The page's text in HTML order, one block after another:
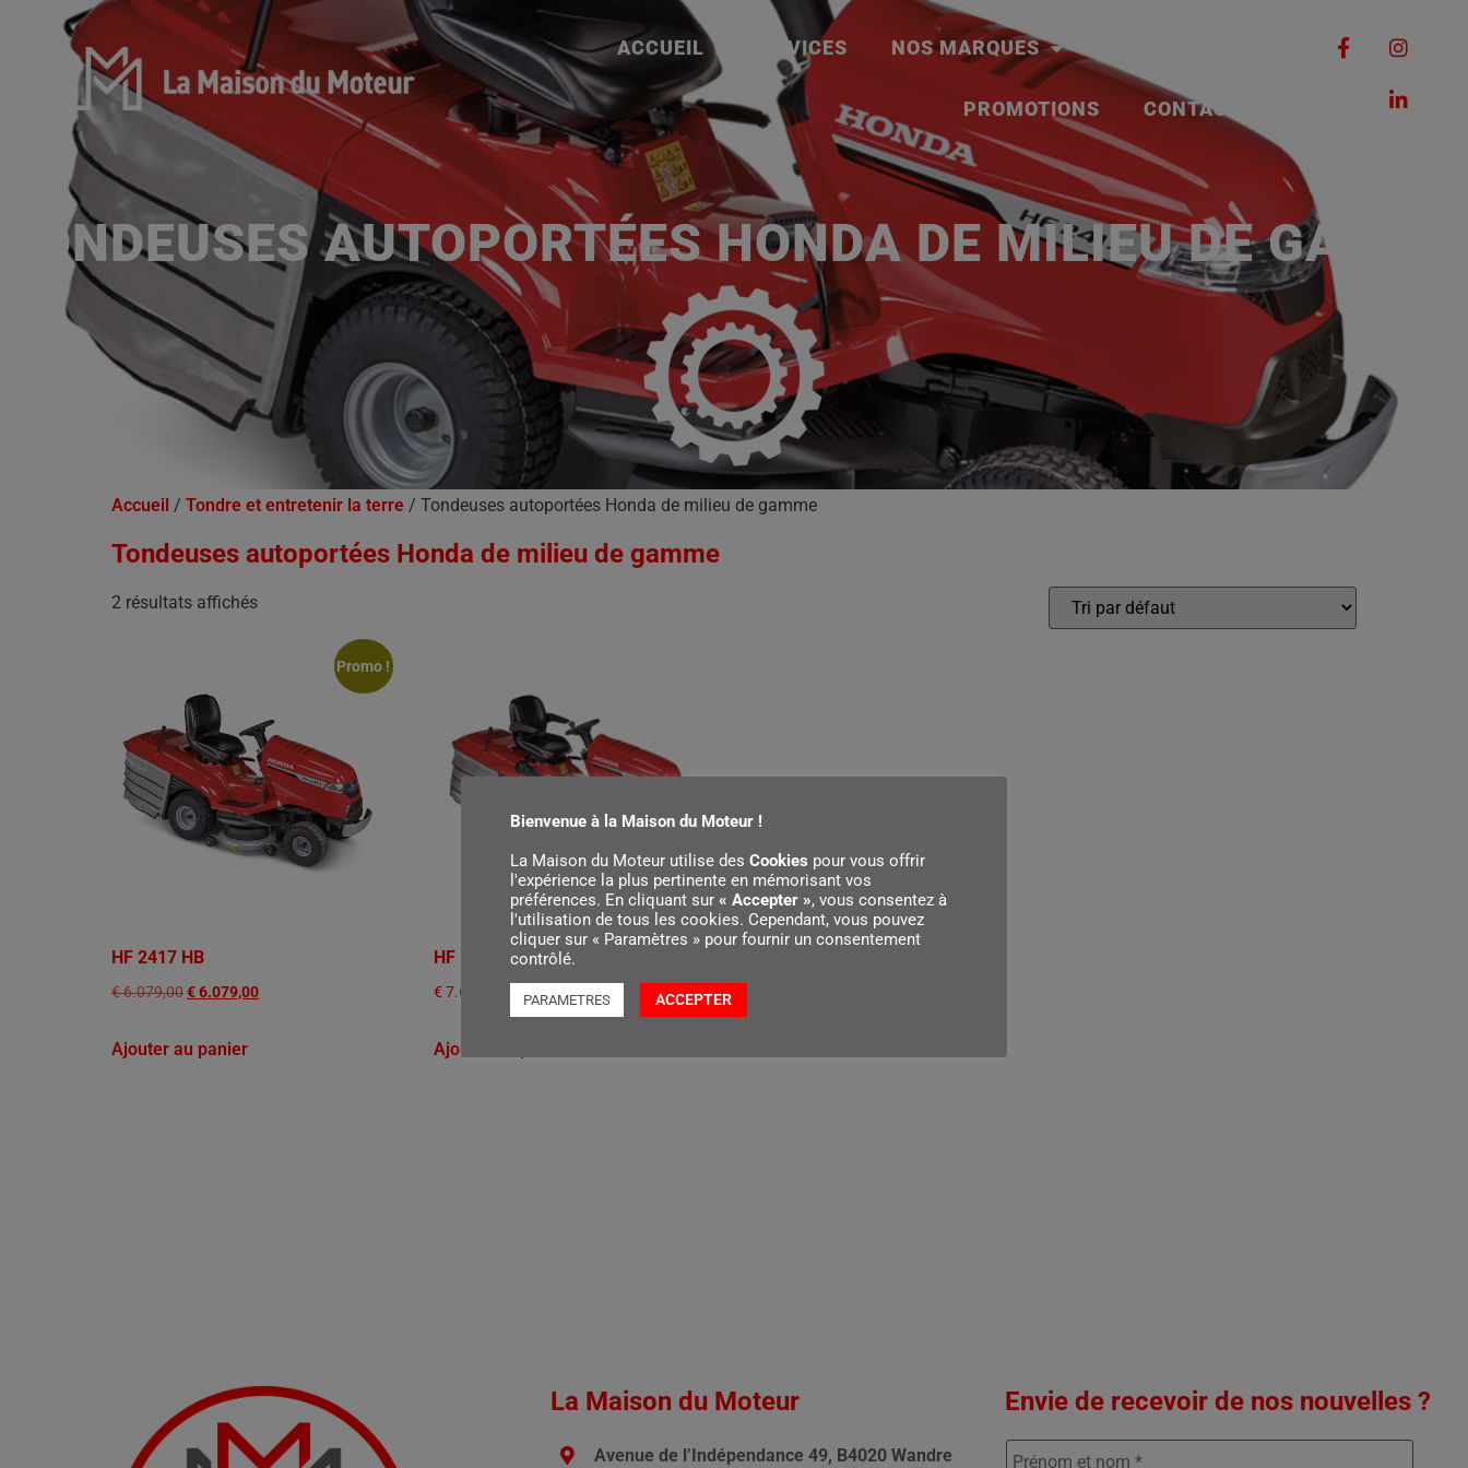
ACCUEIL SERVICES NOS MARQUES
PROMOTIONS CONTACT
TONDEUSES AUTOPORTÉES HONDA DE MILIEU DE GAMME
Accueil / Tondre et entretenir la terre / Tondeuses autoportées Honda de milieu de gamme
Tondeuses autoportées Honda de milieu de gamme
2 résultats affichés
Promo !
HF 2417 HB
€6.079,00€6.079,00
Ajouter au panier
HF 2625 HM
€ 7.659,00
Ajouter au panier
La Maison du Moteur
Avenue de l’Indépendance 49, B4020 Wandre
Envie de recevoir de nos nouvelles ?
Bienvenue à la Maison du Moteur !
La Maison du Moteur utilise des Cookies pour vous offrir
l'expérience la plus pertinente en mémorisant vos
préférences. En cliquant sur « Accepter », vous consentez à
l'utilisation de tous les cookies. Cependant, vous pouvez
cliquer sur « Paramètres » pour fournir un consentement
contrôlé.
PARAMETRES ACCEPTER